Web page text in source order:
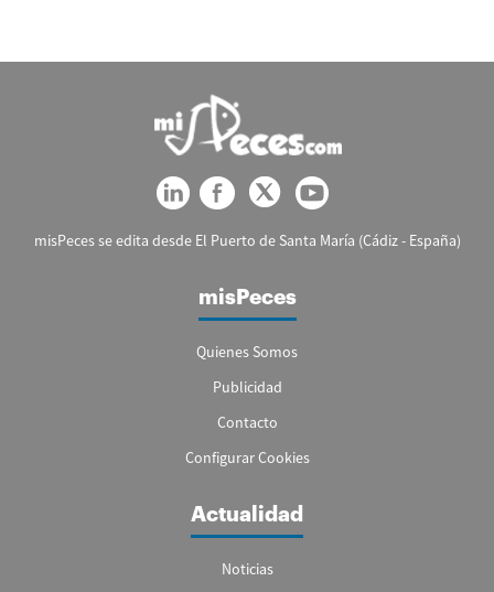
misPeces se edita desde El Puerto de Santa María (Cádiz - España)
misPeces
Quienes Somos
Publicidad
Contacto
Configurar Cookies
Actualidad
Noticias